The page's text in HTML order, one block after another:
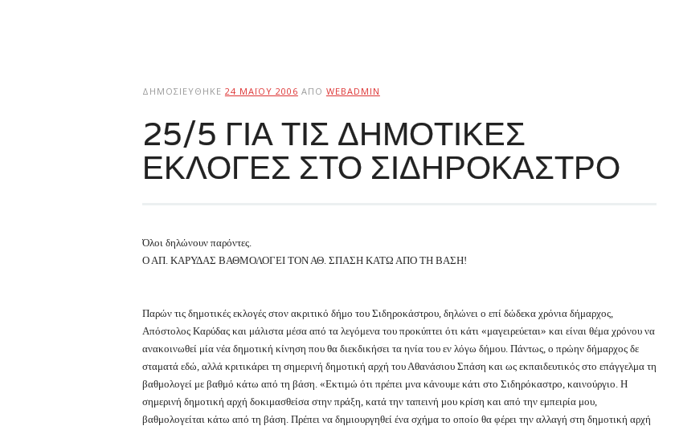
ΔΗΜΟΣΙΕΎΘΗΚΕ 24 ΜΑΪ́ΟΥ 2006 ΑΠΌ WEBADMIN
25/5 ΓΙΑ ΤΙΣ ΔΗΜΟΤΙΚΕΣ
ΕΚΛΟΓΕΣ ΣΤΟ ΣΙΔΗΡΟΚΑΣΤΡΟ
Όλοι δηλώνουν παρόντες.
Ο ΑΠ. ΚΑΡΥΔΑΣ ΒΑΘΜΟΛΟΓΕΙ ΤΟΝ ΑΘ. ΣΠΑΣΗ ΚΑΤΩ ΑΠΟ ΤΗ ΒΑΣΗ!
Παρών τις δημοτικές εκλογές στον ακριτικό δήμο του Σιδηροκάστρου, δηλώνει ο επί δώδεκα χρόνια δήμαρχος,
Απόστολος Καρύδας και μάλιστα μέσα από τα λεγόμενα του προκύπτει ότι κάτι «μαγειρεύεται» και είναι θέμα χρόνου να
ανακοινωθεί μία νέα δημοτική κίνηση που θα διεκδικήσει τα ηνία του εν λόγω δήμου. Πάντως, ο πρώην δήμαρχος δε
σταματά εδώ, αλλά κριτικάρει τη σημερινή δημοτική αρχή του Αθανάσιου Σπάση και ως εκπαιδευτικός στο επάγγελμα τη
βαθμολογεί με βαθμό κάτω από τη βάση. «Εκτιμώ ότι πρέπει μνα κάνουμε κάτι στο Σιδηρόκαστρο, καινούργιο. Η
σημερινή δημοτική αρχή δοκιμασθείσα στην πράξη, κατά την ταπεινή μου κρίση και από την εμπειρία μου,
βαθμολογείται κάτω από τη βάση. Πρέπει να δημιουργηθεί ένα σχήμα το οποίο θα φέρει την αλλαγή στη δημοτική αρχή